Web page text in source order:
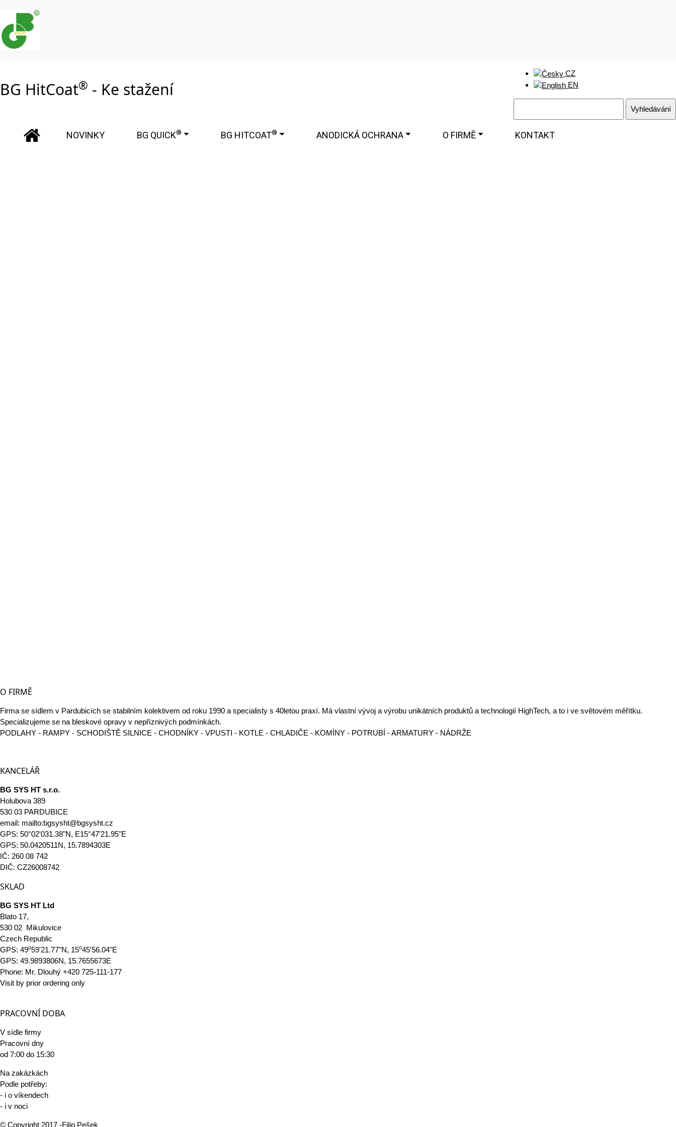
CZ
EN
NOVINKY BG QUICK® BG HITCOAT® ANODICKÁ OCHRANA O FIRMĚ KONTAKT
BG HitCoat® - Ke stažení
O FIRMĚ
Firma se sídlem v Pardubicích se stabilním kolektivem od roku 1990 a specialisty s 40letou praxí. Má vlastní vývoj a výrobu unikátních produktů a technologií HighTech, a to i ve světovém měřítku.
Specializujeme se na bleskové opravy v nepříznivých podmínkách.
PODLAHY - RAMPY - SCHODIŠTĚ SILNICE - CHODNÍKY - VPUSTI - KOTLE - CHLADIČE - KOMÍNY - POTRUBÍ - ARMATURY - NÁDRŽE
KANCELÁŘ
BG SYS HT s.r.o.
Holubova 389
530 03 PARDUBICE
email: mailto:bgsysht@bgsysht.cz
GPS: 50°02'031.38"N, E15°47'21.95"E
GPS: 50.0420511N, 15.7894303E
IČ: 260 08 742
DIČ: CZ26008742
SKLAD
BG SYS HT Ltd
Blato 17,
530 02 Mikulovice
Czech Republic
GPS: 49o59'21.77"N, 15o45'56.04"E
GPS: 49.9893806N, 15.7655673E
Phone: Mr. Dlouhý +420 725-111-177
Visit by prior ordering only
PRACOVNÍ DOBA
V sídle firmy
Pracovní dny
od 7:00 do 15:30
Na zakázkách
Podle potřeby:
- i o víkendech
- i v noci
© Copyright 2017 -Filip Pešek